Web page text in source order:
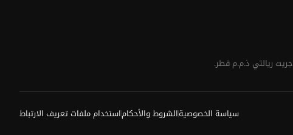
سياسة الخصوصيةالشروط والأحكاماستخدام ملفات تعريف الارتباط